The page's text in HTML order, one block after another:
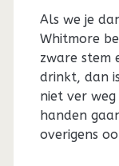
Als we je
Whitmore
zware stem
drinkt, dan
niet ver
handen
overigens